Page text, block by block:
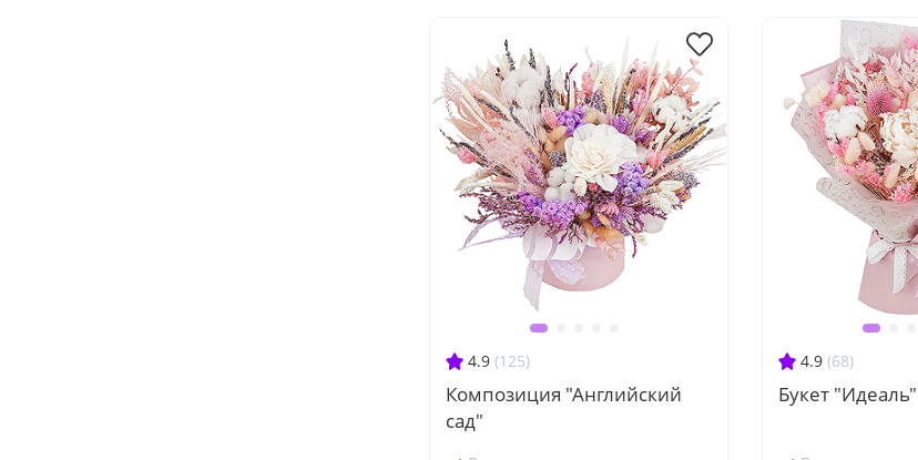
4.9 (125)
Композиция "Английский
сад"
4.9 (68)
Букет "Идеаль"